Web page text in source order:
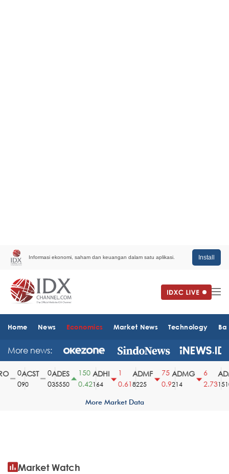
Informasi ekonomi, saham dan keuangan dalam satu aplikasi. Install
Home News Economics Market News Technology
More news:
ACST
90
ADES
35550
150
0.42
ADHI
164
0.61
ADMF
8225
75
0.9
ADMG
214
2.731510
More Market Data
Market Watch